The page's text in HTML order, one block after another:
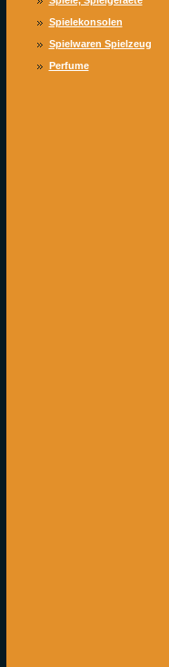
Spielekonsolen
Konsolen Spiele
Spielwaren Spielzeug
Versandhaus
Perfume